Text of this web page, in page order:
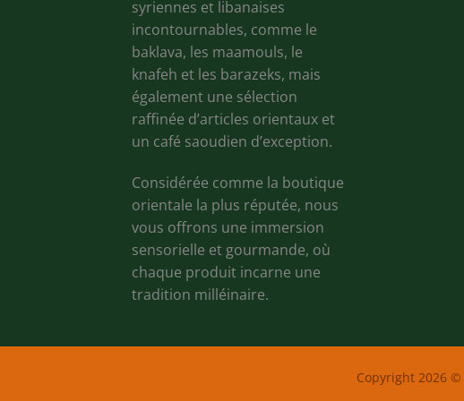
syriennes et libanaises
incontournables, comme le
baklava, les maamouls, le
knafeh et les barazeks, mais
également une sélection
raffinée d’articles orientaux et
un café saoudien d’exception.
Considérée comme la boutique
orientale la plus réputée, nous
vous offrons une immersion
sensorielle et gourmande, où
chaque produit incarne une
tradition milléinaire.
Copyright 2026 ©